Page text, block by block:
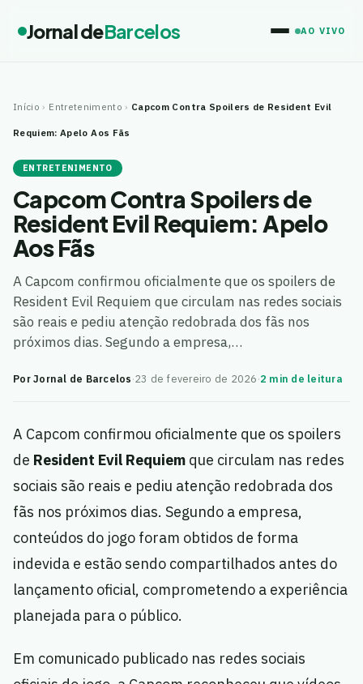
Jornal deBarcelos AO VIVO
Início › Entretenimento › Capcom Contra Spoilers de Resident Evil
Requiem: Apelo Aos Fãs
ENTRETENIMENTO
Capcom Contra Spoilers de
Resident Evil Requiem: Apelo
Aos Fãs
A Capcom confirmou oficialmente que os spoilers de
Resident Evil Requiem que circulam nas redes sociais
são reais e pediu atenção redobrada dos fãs nos
próximos dias. Segundo a empresa,…
Por Jornal de Barcelos·23 de fevereiro de 2026·2 min de leitura
A Capcom confirmou oficialmente que os spoilers
de Resident Evil Requiem que circulam nas redes
sociais são reais e pediu atenção redobrada dos
fãs nos próximos dias. Segundo a empresa,
conteúdos do jogo foram obtidos de forma
indevida e estão sendo compartilhados antes do
lançamento oficial, comprometendo a experiência
planejada para o público.
Em comunicado publicado nas redes sociais